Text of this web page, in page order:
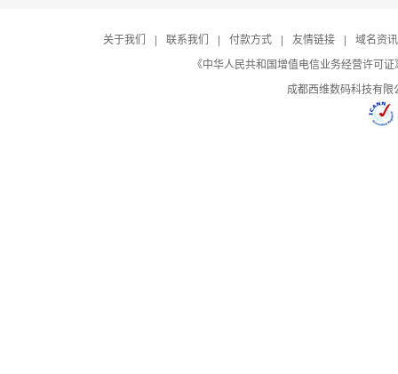
关于我们 | 联系我们 | 付款方式 | 友情链接 |
域名资讯
《中华人民共和国增值电信业务经营许可
成都西维数码科技有限